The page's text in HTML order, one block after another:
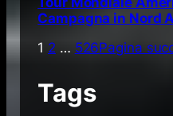
Campagna in Nord
1 2 … 526Pagina
Tags